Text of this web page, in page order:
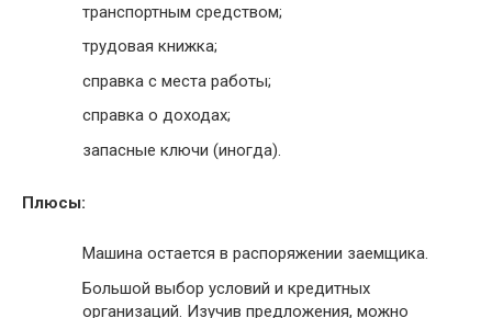
транспортным средством;
трудовая книжка;
справка с места работы;
справка о доходах;
запасные ключи (иногда).
Плюсы:
Машина остается в распоряжении заемщика.
Большой выбор условий и кредитных
организаций. Изучив предложения, можно